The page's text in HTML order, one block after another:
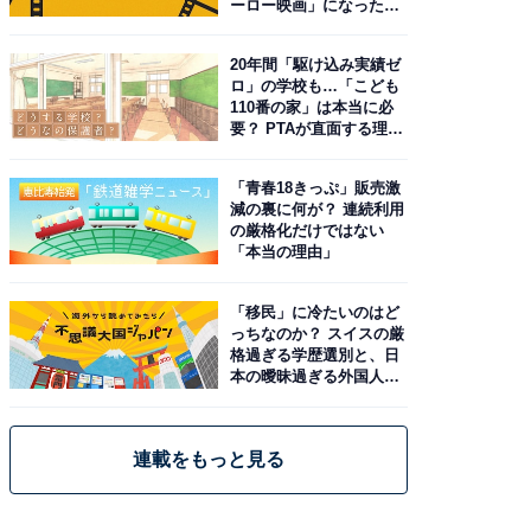
ーロー映画」になった理
20年間「駆け込み実績ゼ
ロ」の学校も…「こども
110番の家」は本当に必
要？ PTAが直面する理想
「青春18きっぷ」販売激
減の裏に何が？ 連続利用
の厳格化だけではない
「本当の理由」
「移民」に冷たいのはど
っちなのか？ スイスの厳
格過ぎる学歴選別と、日
本の曖昧過ぎる外国人政
連載をもっと見る